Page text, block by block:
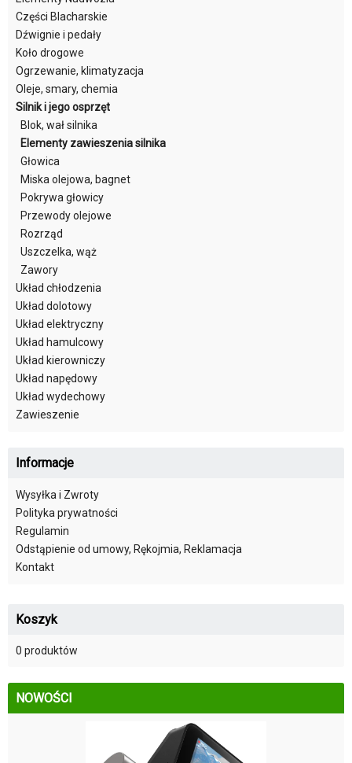
Części Blacharskie
Dźwignie i pedały
Koło drogowe
Ogrzewanie, klimatyzacja
Oleje, smary, chemia
Silnik i jego osprzęt
Blok, wał silnika
Elementy zawieszenia silnika
Głowica
Miska olejowa, bagnet
Pokrywa głowicy
Przewody olejowe
Rozrząd
Uszczelka, wąż
Zawory
Układ chłodzenia
Układ dolotowy
Układ elektryczny
Układ hamulcowy
Układ kierowniczy
Układ napędowy
Układ wydechowy
Zawieszenie
Informacje
Wysyłka i Zwroty
Polityka prywatności
Regulamin
Odstąpienie od umowy, Rękojmia, Reklamacja
Kontakt
Koszyk
0 produktów
NOWOŚCI